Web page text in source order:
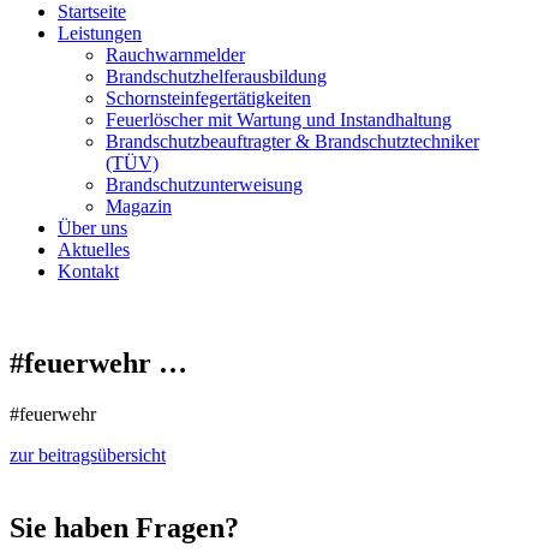
Startseite
Leistungen
Rauchwarnmelder
Brandschutzhelferausbildung
Schornsteinfegertätigkeiten
Feuerlöscher mit Wartung und Instandhaltung
Brandschutzbeauftragter & Brandschutztechniker
(TÜV)
Brandschutzunterweisung
Magazin
Über uns
Aktuelles
Kontakt
#feuerwehr …
#feuerwehr
zur beitragsübersicht
Sie haben Fragen?